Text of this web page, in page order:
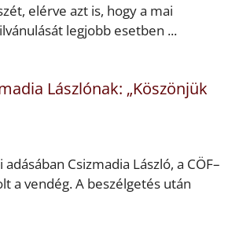
elérve azt is, hogy a mai
legjobb esetben ...
Lászlónak: „Köszönjük
Csizmadia László, a CÖF–
a vendég. A beszélgetés után